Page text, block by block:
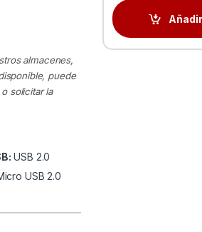
almacenes,
puede
solicitar la
USB 2.0
USB 2.0